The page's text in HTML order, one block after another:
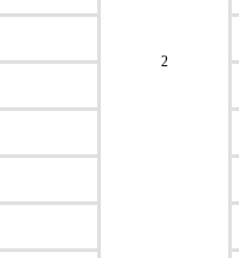
2